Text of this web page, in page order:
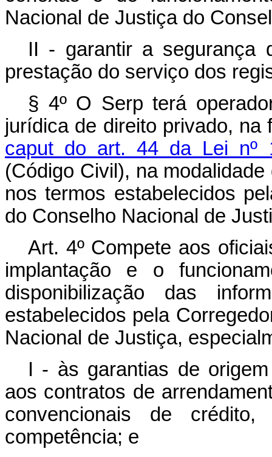
Nacional de Justiça do
II - garantir a segurança
prestação do serviço dos
§ 4º O Serp terá
jurídica de direito privado,
caput do art. 44 da Lei nº
(Código Civil), na
nos termos estabelecidos
do Conselho Nacional de
Art. 4º Compete aos
implantação e o
disponibilização das
estabelecidos pela
Nacional de Justiça,
I - às garantias de
aos contratos de
convencionais de
competência; e